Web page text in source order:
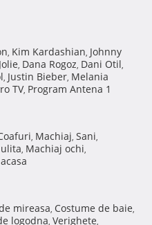
, Kim Kardashian, Johnny
, Dana Rogoz, Dani Otil,
, Justin Bieber, Melania
TV, Program Antena 1
, Machiaj, Sani,
, Machiaj ochi,
mireasa, Costume de baie,
logodna, Verighete,